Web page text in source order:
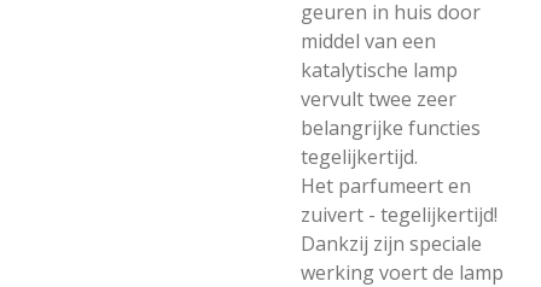
geuren in huis door
middel van een
katalytische lamp
vervult twee zeer
belangrijke functies
tegelijkertijd.
Het parfumeert en
zuivert - tegelijkertijd!
Dankzij zijn speciale
werking voert de lamp